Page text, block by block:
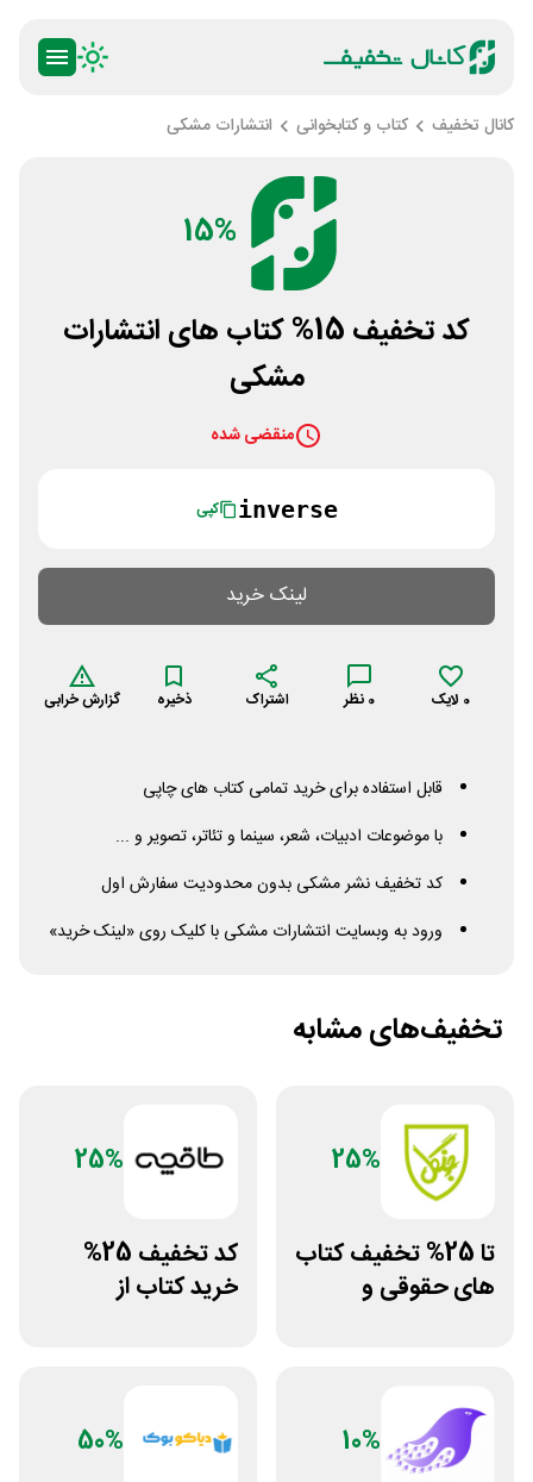
کانال تخفیف کتاب و کتابخوانی انتشارات مشکی
15%
کد تخفیف 15% کتاب های انتشارات
مشکی
منقضی شده
inverse کپی
لینک خرید
0 لایک 0 نظر اشتراک ذخیره گزارش خرابی
قابل استفاده برای خرید تمامی کتاب های چاپی
با موضوعات ادبیات، شعر، سینما و تئاتر، تصویر و ...
کد تخفیف نشر مشکی بدون محدودیت سفارش اول
ورود به وبسایت انتشارات مشکی با کلیک روی «لینک خرید»
تخفیف‌های مشابه
25%
تا 25% تخفیف کتاب
های حقوقی و
25%
کد تخفیف 25%
خرید کتاب از
10%
50%